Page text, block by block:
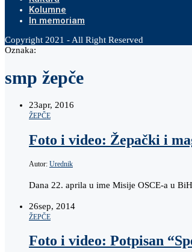
Kolumne
In memoriam
Copyright 2021 - All Right Reserved
Oznaka:
smp žepče
23apr, 2016
ŽEPČE
Foto i video: Žepački i
Autor: Urednik
Dana 22. aprila u ime Misije OSCE-a u
26sep, 2014
ŽEPČE
Foto i video: Potpisan